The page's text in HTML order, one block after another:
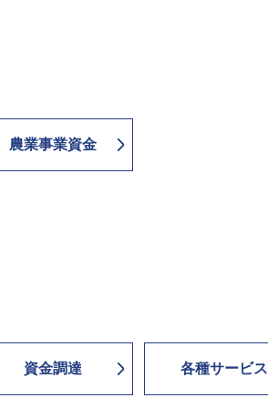
農業事業資金
資金調達 各種サービス